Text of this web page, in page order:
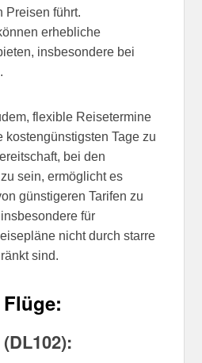
Preisen führt.
erhebliche
insbesondere bei
flexible Reisetermine
kostengünstigsten Tage zu
bei den
sein, ermöglicht es
günstigeren Tarifen zu
für
nicht durch starre
sind.